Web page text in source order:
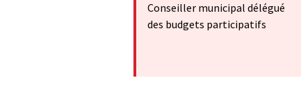
Conseiller municipal délégué
des budgets participatifs